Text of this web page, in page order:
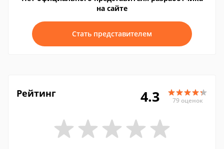
на сайте
Стать представителем
Рейтинг 4.3 79 оценок